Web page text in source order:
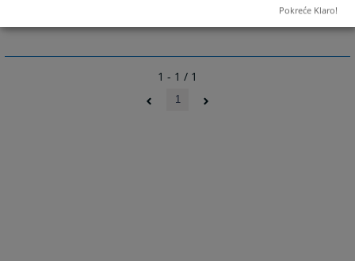
1 - 1 / 1
1
Pokreće Klaro!